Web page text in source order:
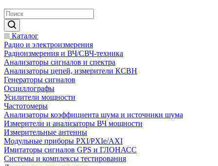
Каталог
Радио и электроизмерения
Радиоизмерения и ВЧ/СВЧ-техника
Анализаторы сигналов и спектра
Анализаторы цепей, измерители КСВН
Генераторы сигналов
Осциллографы
Усилители мощности
Частотомеры
Анализаторы коэффициента шума и источники шума
Измерители и анализаторы ВЧ мощности
Измерительные антенны
Модульные приборы PXI/PXIe/AXI
Имитаторы сигналов GPS и ГЛОНАСС
Системы и комплексы тестирования